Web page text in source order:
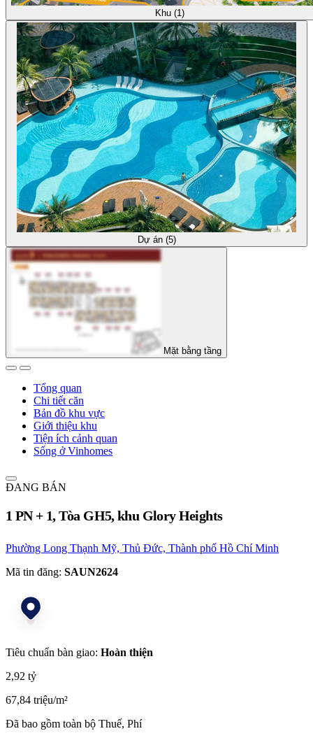
Khu (1)
Dự án (5)
Mặt bằng tầng
Tổng quan
Chi tiết căn
Bản đồ khu vực
Giới thiệu khu
Tiện ích cảnh quan
Sống ở Vinhomes
ĐANG BÁN
1 PN + 1, Tòa GH5, khu Glory Heights
Phường Long Thạnh Mỹ, Thủ Đức, Thành phố Hồ Chí Minh
Mã tin đăng: SAUN2624
Tiêu chuẩn bàn giao: Hoàn thiện
2,92 tỷ
67,84 triệu/m²
Đã bao gồm toàn bộ Thuế, Phí